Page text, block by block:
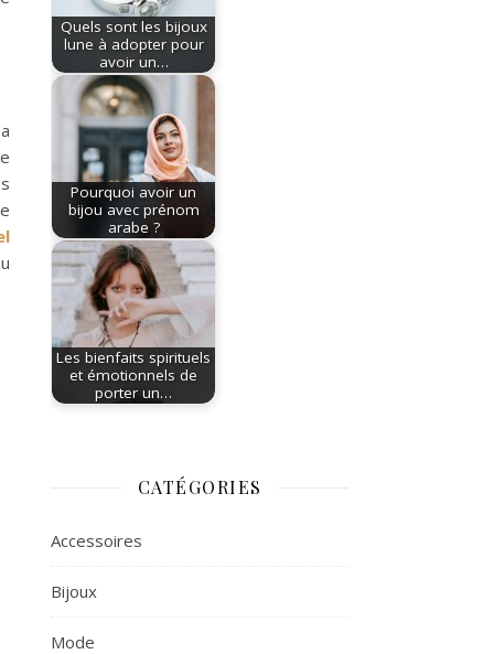
Quels sont les bijoux
lune à adopter pour
avoir un…
Pourquoi avoir un
bijou avec prénom
arabe ?
Les bienfaits spirituels
et émotionnels de
porter un…
CATÉGORIES
Accessoires
Bijoux
Mode